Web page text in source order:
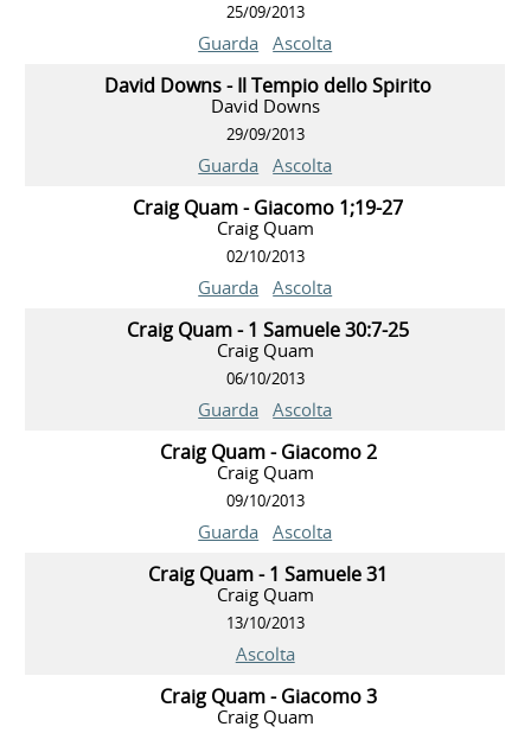
25/09/2013
Guarda Ascolta
David Downs - Il Tempio dello Spirito
David Downs
29/09/2013
Guarda Ascolta
Craig Quam - Giacomo 1;19-27
Craig Quam
02/10/2013
Guarda Ascolta
Craig Quam - 1 Samuele 30:7-25
Craig Quam
06/10/2013
Guarda Ascolta
Craig Quam - Giacomo 2
Craig Quam
09/10/2013
Guarda Ascolta
Craig Quam - 1 Samuele 31
Craig Quam
13/10/2013
Ascolta
Craig Quam - Giacomo 3
Craig Quam